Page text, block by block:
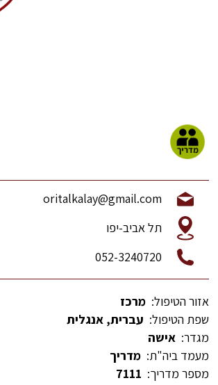
oritalkalay@gmail.com
תל אביב-יפו
052-3240720
אזור הטיפול: מרכז
שפת הטיפול: עברית, אנגלית
מגדר: אישה
מעמד ביה"ת: מדריך
מספר מדריך: 7111